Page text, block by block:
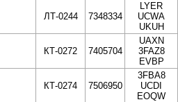
ЛТ-0244 7348334
LYER
UCWA
UKUH
КТ-0272 7405704
UAXN
3FAZ8
EVBP
КТ-0274 7506950
3FBA8
UCDI
EOQW